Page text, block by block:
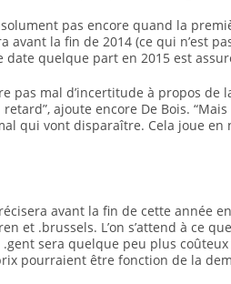
pas encore quand la
avant la fin de 2014 (ce qui n’est
date quelque part en 2015 est
pas mal d’incertitude à propos
ajoute encore De Bois.
qui vont disparaître. Cela joue
avant la fin de cette année
et .brussels. L’on s’attend à ce
sera quelque peu plus
pourraient être fonction de la